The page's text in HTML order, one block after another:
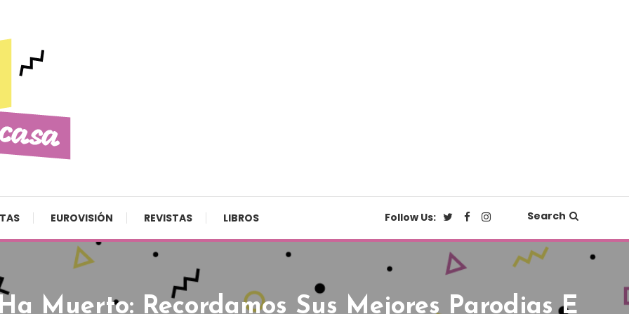
EUROVISIÓN REVISTAS LIBROS Follow Us: Search
Muerto: Recordamos Sus Mejores Parodias E